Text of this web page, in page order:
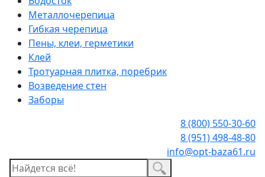
Металлочерепица
Гибкая черепица
Пены, клеи, герметики
Клей
Тротуарная плитка, поребрик
Возведение стен
Заборы
8 (800) 550-30-60
8 (951) 498-48-80
info@opt-baza61.ru